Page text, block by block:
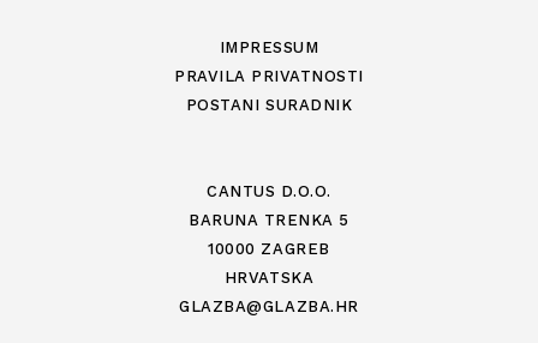
IMPRESSUM
PRAVILA PRIVATNOSTI
POSTANI SURADNIK
CANTUS D.O.O.
BARUNA TRENKA 5
10000 ZAGREB
HRVATSKA
GLAZBA@GLAZBA.HR